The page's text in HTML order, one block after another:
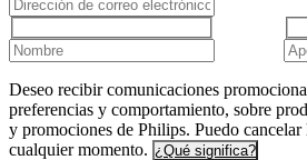
Deseo recibir comunicaciones
preferencias y comportamiento, sobre
y promociones de Philips. Puedo cancelar
cualquier momento. ¿Qué significa?